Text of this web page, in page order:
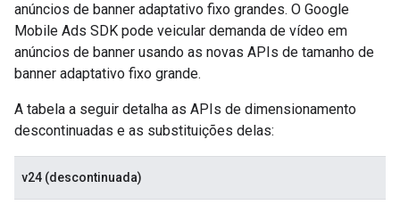
anúncios de banner adaptativo fixo grandes. O Google
Mobile Ads SDK pode veicular demanda de vídeo em
anúncios de banner usando as novas APIs de tamanho de
banner adaptativo fixo grande.
A tabela a seguir detalha as APIs de dimensionamento
descontinuadas e as substituições delas:
v24 (descontinuada)